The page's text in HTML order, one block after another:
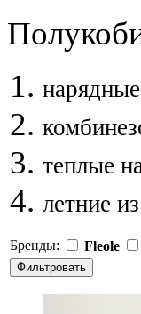
теплые
летние
Бренды: Fleole